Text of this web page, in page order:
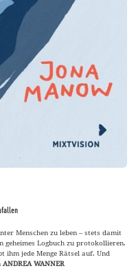
Menschen zu leben – stets damit
geheimes Logbuch zu protokollieren.
ihm jede Menge Rätsel auf. Und
ANDREA WANNER